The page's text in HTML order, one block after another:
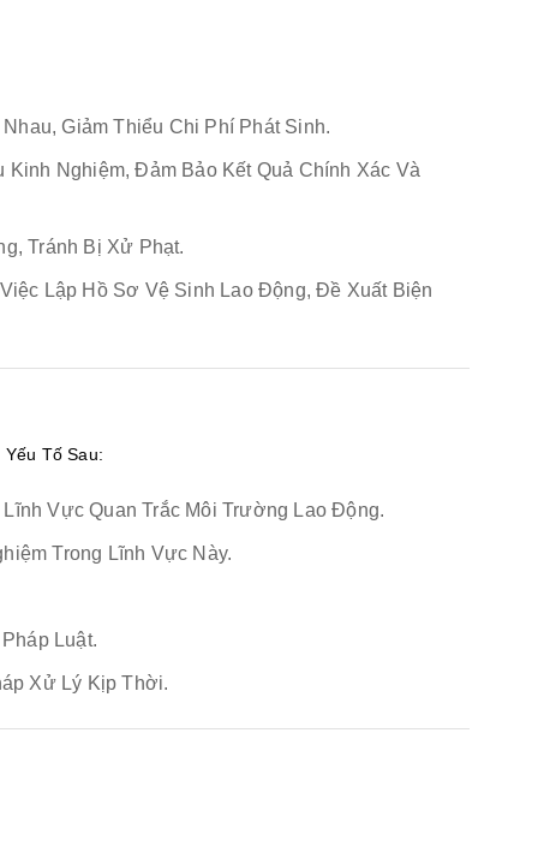
Giảm Thiểu Chi Phí Phát Sinh.
Nghiệm, Đảm Bảo Kết Quả Chính Xác Và
Tránh Bị Xử Phạt.
Lập Hồ Sơ Vệ Sinh Lao Động, Đề Xuất Biện
Tố Sau:
Vực Quan Trắc Môi Trường Lao Động.
Trong Lĩnh Vực Này.
Luật.
Xử Lý Kịp Thời.